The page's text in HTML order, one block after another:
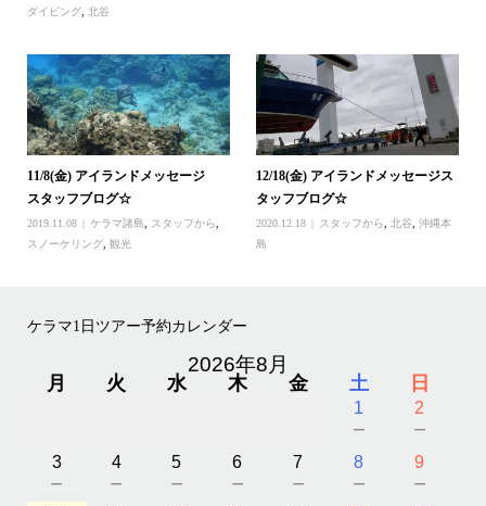
ダイビング, 北谷
11/8(金) アイランドメッセージ
スタッフブログ☆
2019.11.08 ケラマ諸島 スタッフから
スノーケリング, 観光
12/18(金) アイランドメッセージス
タッフブログ☆
2020.12.18 スタッフから ,北谷 ,沖縄本
島
ケラマ1日ツアー予約カレンダー
2026年8月
月 火 水 木 金 土 日
1
－
2
－
3
－
4
－
5
－
6
－
7
－
8
－
9
－